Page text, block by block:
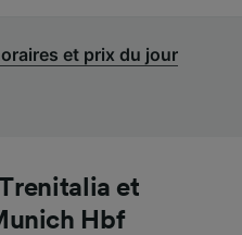
et prix du jour
et
Hbf